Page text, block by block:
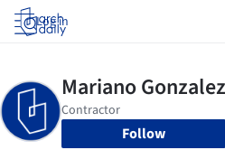
Log in
Follow